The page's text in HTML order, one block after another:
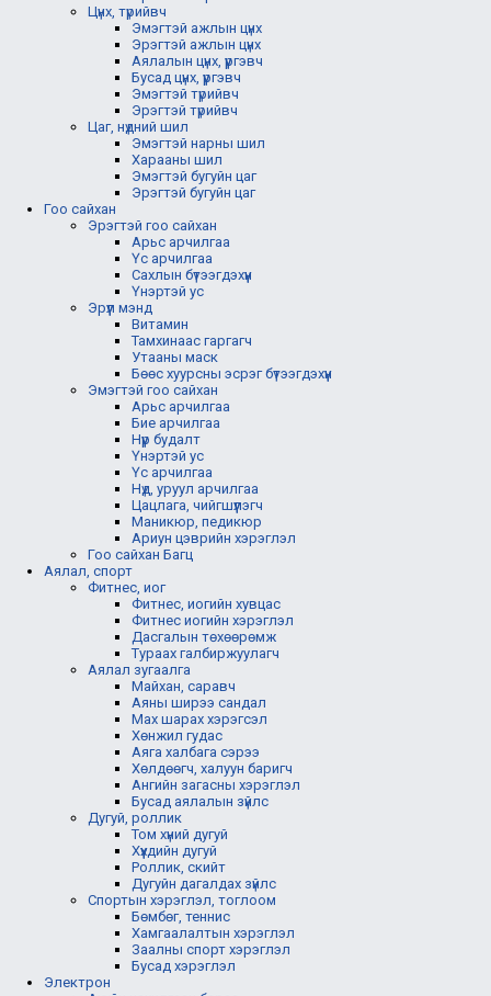
Цүнх, түрийвч
Эмэгтэй ажлын цүнх
Эрэгтэй ажлын цүнх
Аялалын цүнх, үүргэвч
Бусад цүнх, үүргэвч
Эмэгтэй түрийвч
Эрэгтэй түрийвч
Цаг, нүдний шил
Эмэгтэй нарны шил
Харааны шил
Эмэгтэй бугуйн цаг
Эрэгтэй бугуйн цаг
Гоо сайхан
Эрэгтэй гоо сайхан
Арьс арчилгаа
Үс арчилгаа
Сахлын бүтээгдэхүүн
Үнэртэй ус
Эрүүл мэнд
Витамин
Тамхинаас гаргагч
Утааны маск
Бөөс хуурсны эсрэг бүтээгдэхүүн
Эмэгтэй гоо сайхан
Арьс арчилгаа
Бие арчилгаа
Нүүр будалт
Үнэртэй ус
Үс арчилгаа
Нүд, уруул арчилгаа
Цацлага, чийгшүүлэгч
Маникюр, педикюр
Ариун цэврийн хэрэглэл
Гоо сайхан Багц
Аялал, спорт
Фитнес, иог
Фитнес, иогийн хувцас
Фитнес иогийн хэрэглэл
Дасгалын төхөөрөмж
Тураах галбиржуулагч
Аялал зугаалга
Майхан, саравч
Аяны ширээ сандал
Мах шарах хэрэгсэл
Хөнжил гудас
Аяга халбага сэрээ
Хөлдөөгч, халуун баригч
Ангийн загасны хэрэглэл
Бусад аялалын зүйлс
Дугуй, роллик
Том хүний дугуй
Хүүхдийн дугуй
Роллик, скийт
Дугуйн дагалдах зүйлс
Спортын хэрэглэл, тоглоом
Бөмбөг, теннис
Хамгаалалтын хэрэглэл
Заалны спорт хэрэглэл
Бусад хэрэглэл
Электрон